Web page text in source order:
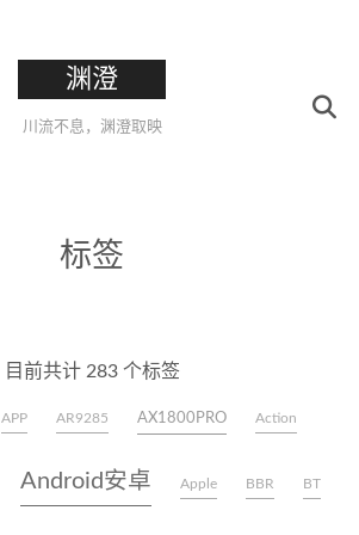
渊澄
川流不息，渊澄取映
标签
目前共计 283 个标签
APP AR9285 AX1800PRO Action
Android安卓 Apple BBR BT